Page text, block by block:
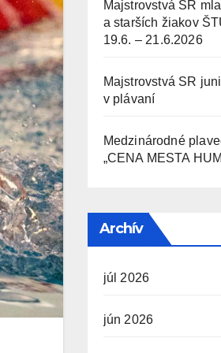
Majstrovstvá SR
a starších žiakov
19.6. – 21.6.2026
Majstrovstvá SR
v plávaní
Medzinárodné
„CENA MESTA
Archív
júl 2026
jún 2026